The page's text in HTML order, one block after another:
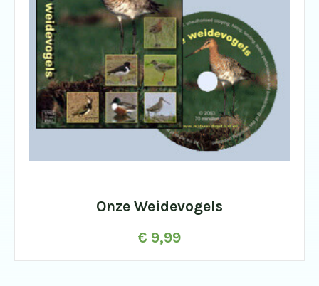
Onze Weidevogels
€ 9,99